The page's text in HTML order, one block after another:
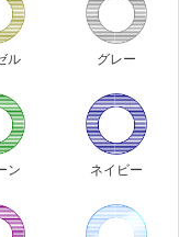
ル グレー
ン ネイビー